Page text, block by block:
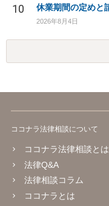
10 休業期間の定めと
2026年8月4日
ココナラ法律相談について
ココナラ法律相談とは
法律Q&A
法律相談コラム
ココナラとは